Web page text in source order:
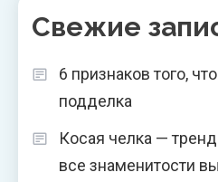
Свежие
6 признаков того,
подделка
Косая челка —
все знаменитости